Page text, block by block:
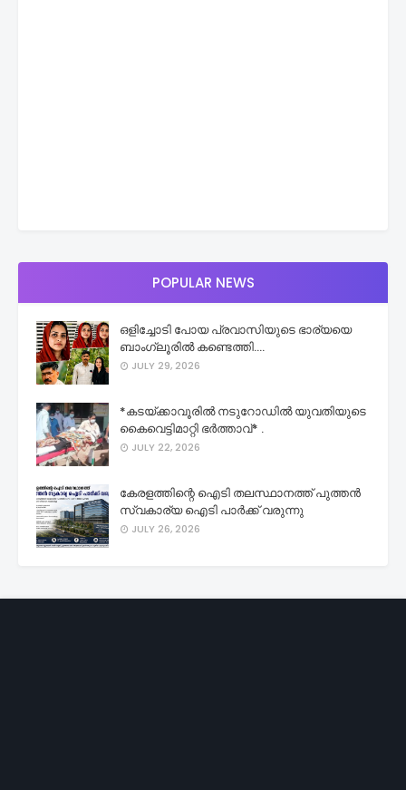
POPULAR NEWS
ഒളിച്ചോടി പോയ പ്രവാസിയുടെ ഭാര്യയെ
ബാംഗ്ലൂരിൽ കണ്ടെത്തി....
JULY 29, 2026
*കടയ്ക്കാവൂരിൽ നടുറോഡിൽ യുവതിയുടെ
കൈവെട്ടിമാറ്റി ഭർത്താവ്* .
JULY 22, 2026
കേരളത്തിന്റെ ഐടി തലസ്ഥാനത്ത് പുത്തൻ
സ്വകാര്യ ഐടി പാർക്ക് വരുന്നു
JULY 26, 2026